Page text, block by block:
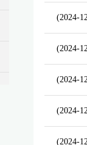
(2024-
(2024-
(2024-
(2024-
(2024-